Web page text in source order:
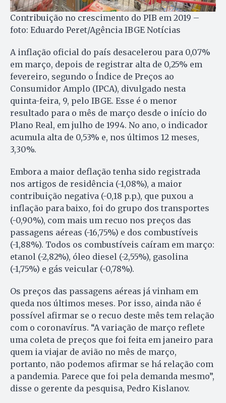
Contribuição no crescimento do PIB em 2019 –
foto: Eduardo Peret/Agência IBGE Notícias
A inflação oficial do país desacelerou para 0,07%
em março, depois de registrar alta de 0,25% em
fevereiro, segundo o Índice de Preços ao
Consumidor Amplo (IPCA), divulgado nesta
quinta-feira, 9, pelo IBGE. Esse é o menor
resultado para o mês de março desde o início do
Plano Real, em julho de 1994. No ano, o indicador
acumula alta de 0,53% e, nos últimos 12 meses,
3,30%.
Embora a maior deflação tenha sido registrada
nos artigos de residência (-1,08%), a maior
contribuição negativa (-0,18 p.p.), que puxou a
inflação para baixo, foi do grupo dos transportes
(-0,90%), com mais um recuo nos preços das
passagens aéreas (-16,75%) e dos combustíveis
(-1,88%). Todos os combustíveis caíram em março:
etanol (-2,82%), óleo diesel (-2,55%), gasolina
(-1,75%) e gás veicular (-0,78%).
Os preços das passagens aéreas já vinham em
queda nos últimos meses. Por isso, ainda não é
possível afirmar se o recuo deste mês tem relação
com o coronavírus. “A variação de março reflete
uma coleta de preços que foi feita em janeiro para
quem ia viajar de avião no mês de março,
portanto, não podemos afirmar se há relação com
a pandemia. Parece que foi pela demanda mesmo”,
disse o gerente da pesquisa, Pedro Kislanov.